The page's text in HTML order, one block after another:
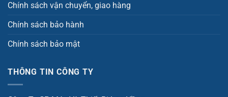
Chính sách vận chuyển, giao hàng
Chính sách bảo hành
Chính sách bảo mật
THÔNG TIN CÔNG TY